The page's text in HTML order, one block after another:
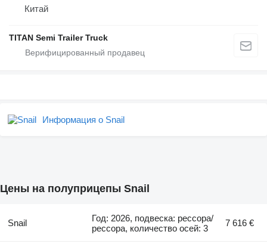
Китай
TITAN Semi Trailer Truck
Информация о Snail
Цены на полуприцепы Snail
Snail
Год: 2026, подвеска: рессора/
рессора, количество осей: 3
7 616 €